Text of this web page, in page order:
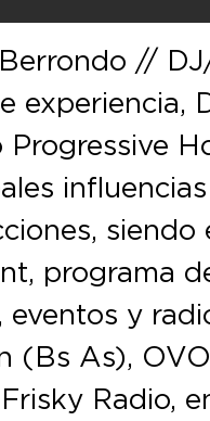
//
experiencia,
Progressive
programa
eventos y
(Bs As),
Radio,